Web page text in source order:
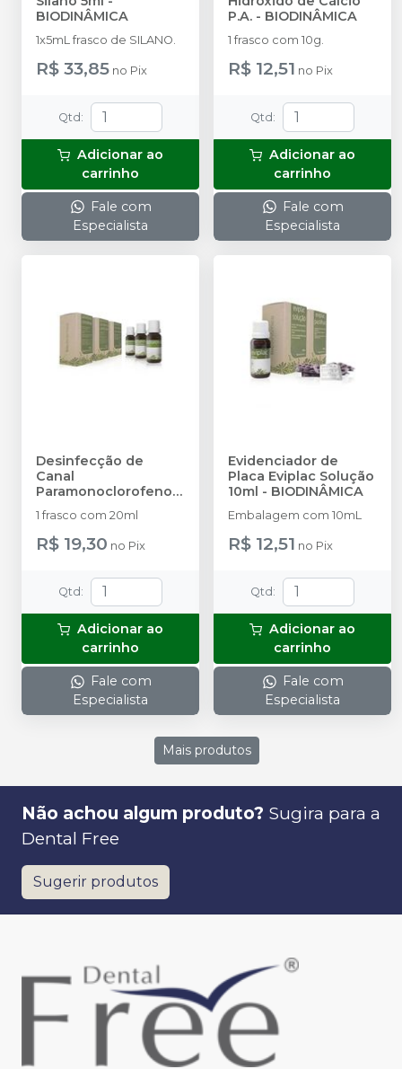
BIODINÂMICA
1x5mL frasco de SILANO.
R$ 33,85 no Pix
Qtd :
Adicionar ao
carrinho
Fale com
Especialista
P.A. - BIODINÂMICA
1 frasco com 10g.
R$ 12,51 no Pix
Qtd :
Adicionar ao
carrinho
Fale com
Especialista
Desinfecção de
Canal
Paramonoclorofenol
Canforado 20ml
BIODINÂMICA
1 frasco com 20ml
R$ 19,30 no Pix
Qtd :
Adicionar ao
carrinho
Fale com
Especialista
Evidenciador de
Placa Eviplac Solução
10ml - BIODINÂMICA
Embalagem com 10mL
R$ 12,51 no Pix
Qtd :
Adicionar ao
carrinho
Fale com
Especialista
Mais produtos
Não achou algum produto? Sugira para a
Dental Free
Sugerir produtos